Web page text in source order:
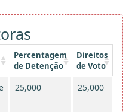
Percentagem
de Detenção
Direitos
de Voto
25,000 25,000